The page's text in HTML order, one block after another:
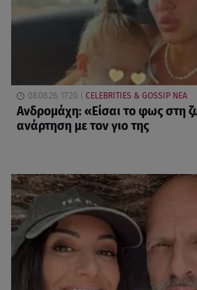
08.08.26, 17:20 CELEBRITIES & GOSSIP ΝΕΑ
Ανδρομάχη: «Είσαι το φως στη
ανάρτηση με τον γιο της